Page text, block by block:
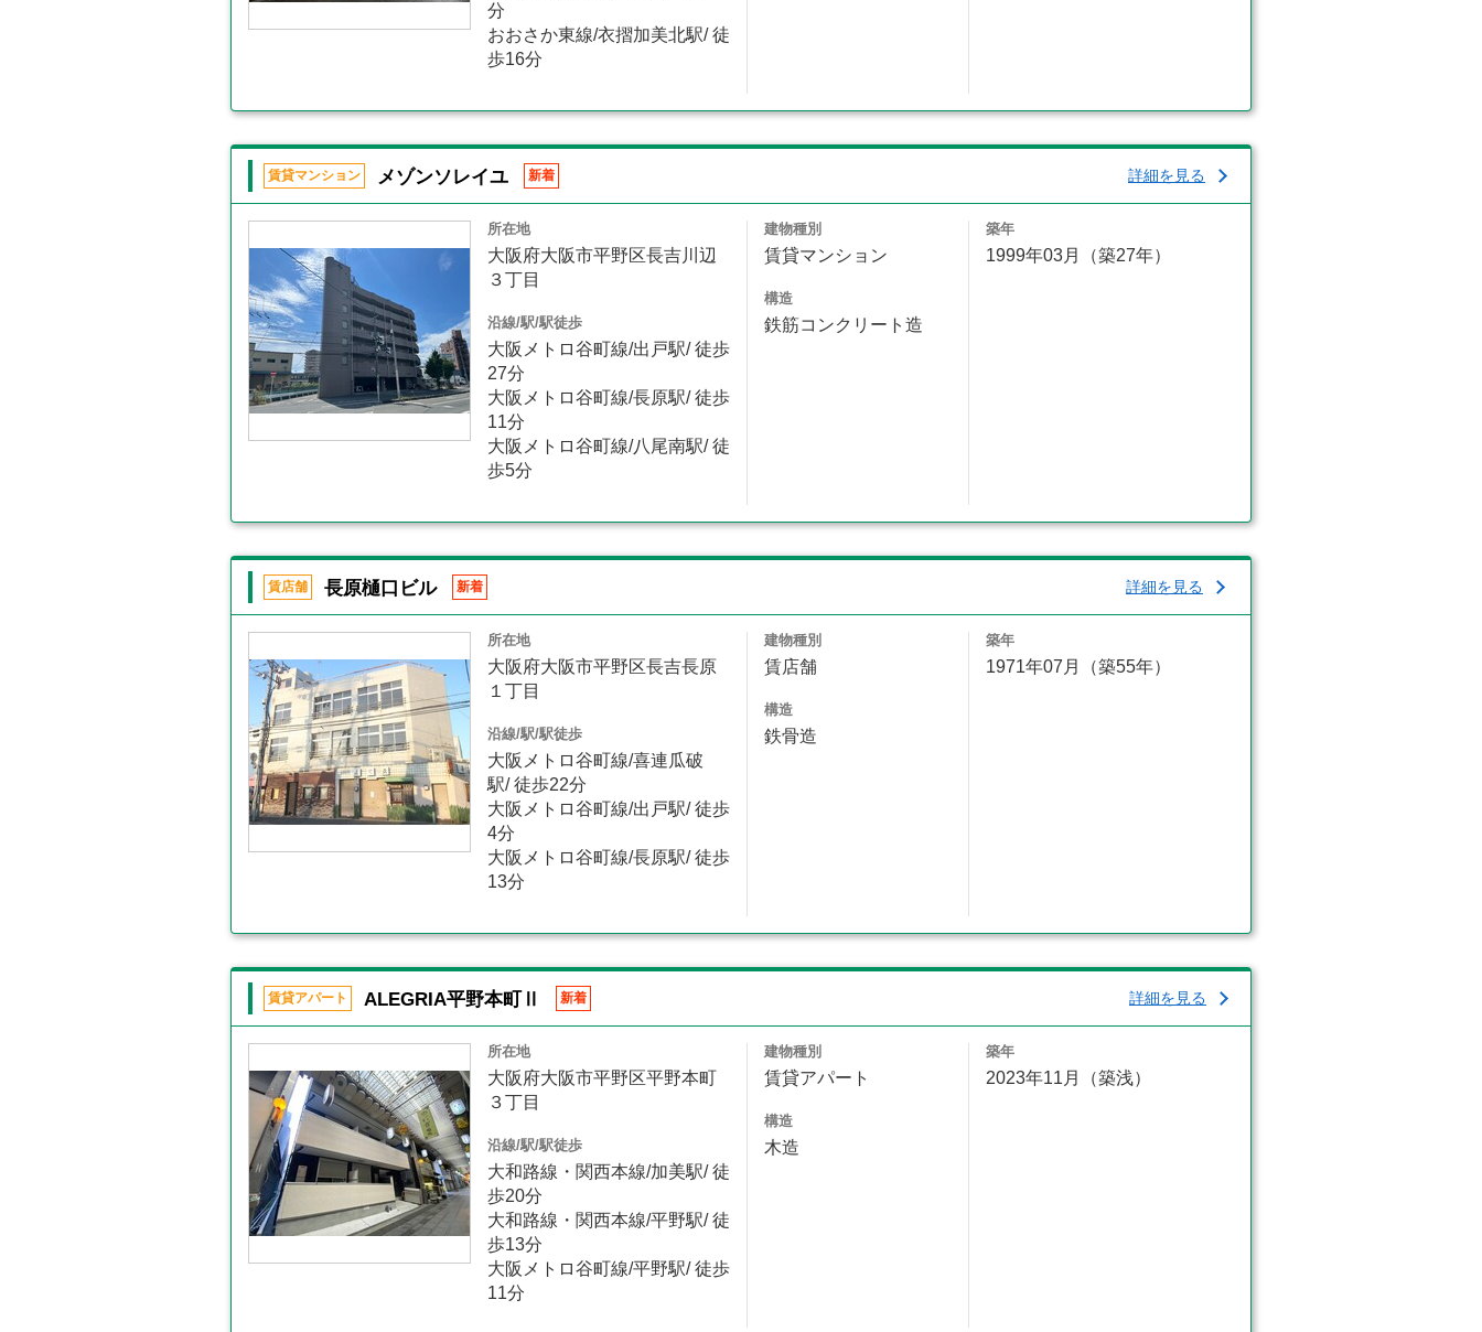
分
おおさか東線/衣摺加美北駅/ 徒
歩16分
賃貸マンション メゾンソレイユ 新着 詳細を見る
所在地
大阪府大阪市平野区長吉川辺
３丁目
沿線/駅/駅徒歩
大阪メトロ谷町線/出戸駅/ 徒歩
27分
大阪メトロ谷町線/長原駅/ 徒歩
11分
大阪メトロ谷町線/八尾南駅/ 徒
歩5分
建物種別
賃貸マンション
構造
鉄筋コンクリート造
築年
1999年03月（築27年）
賃店舗 長原樋口ビル 新着 詳細を見る
所在地
大阪府大阪市平野区長吉長原
１丁目
沿線/駅/駅徒歩
大阪メトロ谷町線/喜連瓜破
駅/ 徒歩22分
大阪メトロ谷町線/出戸駅/ 徒歩
4分
大阪メトロ谷町線/長原駅/ 徒歩
13分
建物種別
賃店舗
構造
鉄骨造
築年
1971年07月（築55年）
賃貸アパート ALEGRIA平野本町Ⅱ 新着 詳細を見る
所在地
大阪府大阪市平野区平野本町
３丁目
沿線/駅/駅徒歩
大和路線・関西本線/加美駅/ 徒
歩20分
大和路線・関西本線/平野駅/ 徒
歩13分
大阪メトロ谷町線/平野駅/ 徒歩
11分
建物種別
賃貸アパート
構造
木造
築年
2023年11月（築浅）